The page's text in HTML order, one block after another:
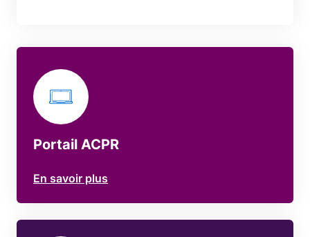
Portail ACPR
En savoir plus